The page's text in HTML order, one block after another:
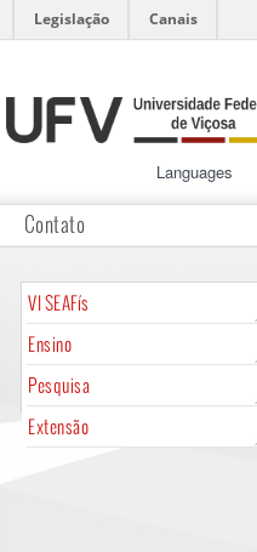
Legislação Canais
Languages
Contato
VI SEAFís
Ensino
Pesquisa
Extensão